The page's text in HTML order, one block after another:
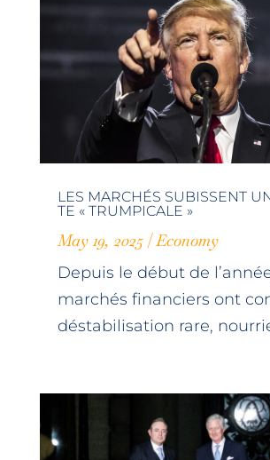
LES MARCHÉS SUBISSENT
TE « TRUMPICALE »
May 19, 2025|Economy
Depuis le début de
marchés financiers ont
déstabilisation rare,